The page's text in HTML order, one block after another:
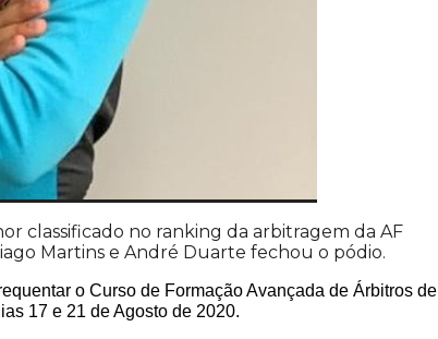
classificado no ranking da arbitragem da AF
Martins e André Duarte fechou o pódio.
o Curso de Formação Avançada de Árbitros de
17 e 21 de Agosto de 2020.